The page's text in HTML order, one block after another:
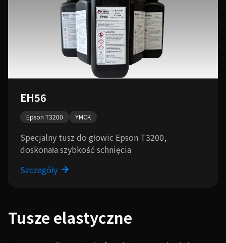
EH56
Epson T3200 YMCK
Specjalny tusz do głowic Epson T3200,
doskonała szybkość schnięcia
Szczegóły
Tusze elastyczne